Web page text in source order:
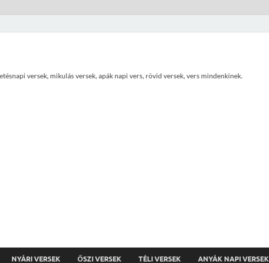
versek, mikulás versek, apák napi vers, rövid versek, vers mindenkinek.
NYÁRI VERSEK ŐSZI VERSEK TÉLI VERSEK ANYÁK NAPI VERSEK